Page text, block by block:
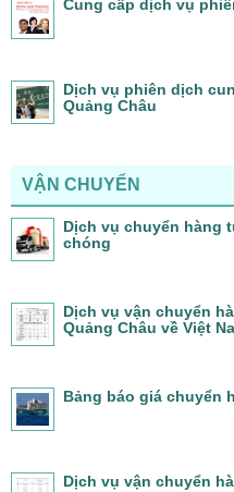
Cung cấp dịch vụ
Dịch vụ phiên dịch
Quảng Châu
VẬN CHUYỂN
Dịch vụ chuyển hàng
chóng
Dịch vụ vận chuyển
Quảng Châu về Việt
Bảng báo giá chuyển
Dịch vụ vận chuyển